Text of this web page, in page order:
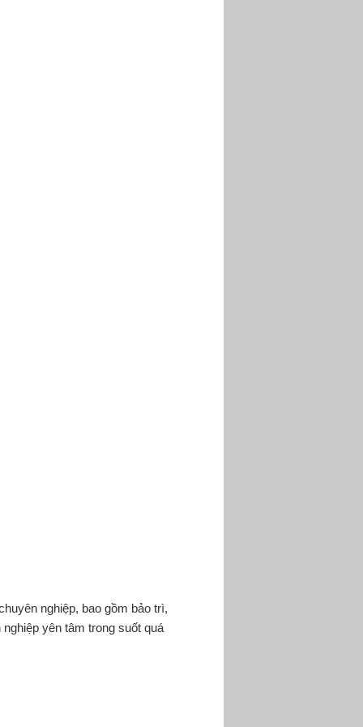
nghiệp, bao gồm bảo trì,
yên tâm trong suốt quá